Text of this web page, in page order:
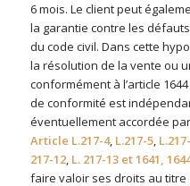
6 mois. Le client peut
la garantie contre les défauts
du code civil. Dans cette
la résolution de la vente ou
conformément à l’article
de conformité est
éventuellement accordée
Article L.217-4, L.217-5,
217-12,L. 217-13 et 1641,
faire valoir ses droits au titre